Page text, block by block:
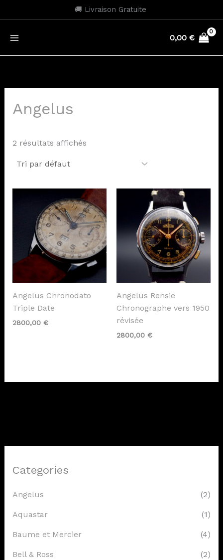
au
🚚 Livraison Gratuite
0,00 €
Categories
Angelus (2)
Aquastar (1)
Baume et Mercier (4)
Bell & Ross (2)
Angelus
2 résultats affichés
Angelus Chronodato
Triple Date
2800,00 €
Angelus Rensie
Chronographe vers 1950
révisée
2800,00 €